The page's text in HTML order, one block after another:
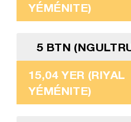
YÉMÉNITE)
5 BTN
15,04 YER (RIYAL
YÉMÉNITE)